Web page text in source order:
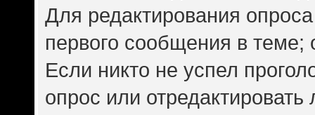
Для редактирования
первого сообщения в теме;
Если никто не успел
опрос или